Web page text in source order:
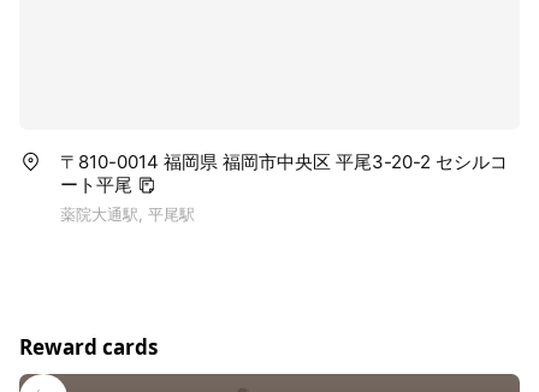
〒810-0014 福岡県 福岡市中央区 平尾3-20-2 セシルコ
ート平尾
薬院大通駅, 平尾駅
Reward cards